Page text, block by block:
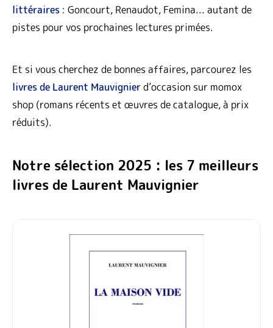
littéraires : Goncourt, Renaudot, Femina... autant de
pistes pour vos prochaines lectures primées.
Et si vous cherchez de bonnes affaires, parcourez les
livres de Laurent Mauvignierd’occasion sur momox
shop (romans récents et œuvres de catalogue, à prix
réduits).
Notre sélection 2025 : les 7 meilleurs
livres de Laurent Mauvignier